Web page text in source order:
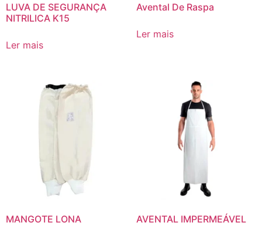
LUVA DE SEGURANÇA
NITRILICA K15
Ler mais
Avental De Raspa
Ler mais
MANGOTE LONA
AVENTAL IMPERMEÁVEL